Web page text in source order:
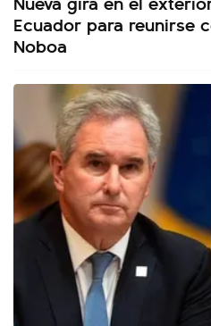
Ecuador para reunirse
Noboa